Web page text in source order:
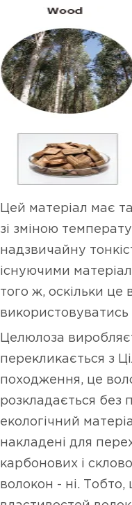
Цей матеріал має
зі зміною
надзвичайну
існуючими
того ж, оскільки
використовуватись
Целюлоза
перекликається з
походження, це
розкладається без
екологічний
накладені для
карбонових і
волокон - ні.